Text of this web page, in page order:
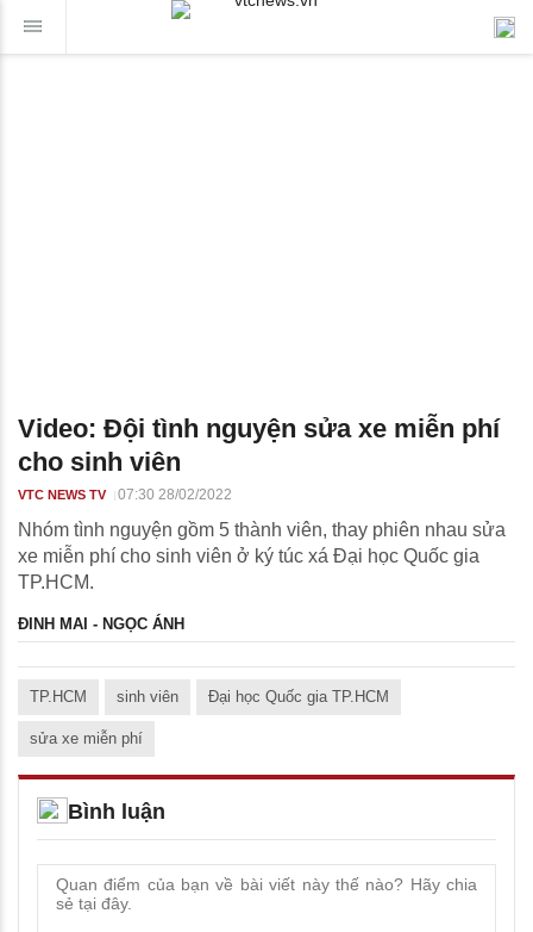
Video: Đội tình nguyện sửa xe miễn phí
cho sinh viên
VTC NEWS TV 07:30 28/02/2022
Nhóm tình nguyện gồm 5 thành viên, thay phiên nhau sửa
xe miễn phí cho sinh viên ở ký túc xá Đại học Quốc gia
TP.HCM.
ĐINH MAI - NGỌC ÁNH
TP.HCM sinh viên Đại học Quốc gia TP.HCM
sửa xe miễn phí
Bình luận